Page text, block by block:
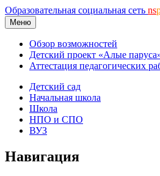
Образовательная социальная сеть ns
Меню
Обзор возможностей
Детский проект «Алые
Аттестация педагогических
Детский сад
Начальная школа
Школа
НПО и СПО
ВУЗ
Навигация